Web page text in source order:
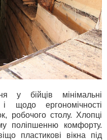
у бійців мінімальні
щодо ергономічності
робочого столу. Хлопці
поліпшенню комфорту.
пластикові вікна під